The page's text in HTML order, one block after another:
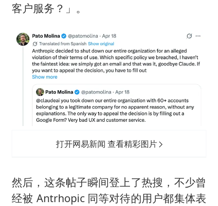
客户服务？」。
打开网易新闻 查看精彩图片
然后，这条帖子瞬间登上了热搜，不少曾
经被 Antrhopic 同等对待的用户都集体表